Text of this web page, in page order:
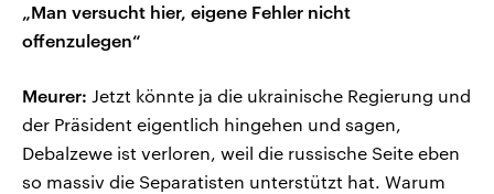
„Man versucht hier, eigene Fehler nicht
offenzulegen“
Meurer: Jetzt könnte ja die ukrainische Regierung und
der Präsident eigentlich hingehen und sagen,
Debalzewe ist verloren, weil die russische Seite eben
so massiv die Separatisten unterstützt hat. Warum